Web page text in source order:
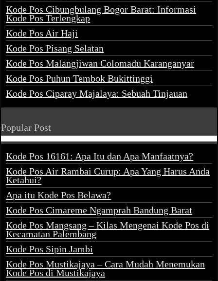
Kode Pos Cibungbulang Bogor Barat: Informasi
Kode Pos Terlengkap
Kode Pos Air Haji
Kode Pos Pisang Selatan
Kode Pos Malangjiwan Colomadu Karanganyar
Kode Pos Puhun Tembok Bukittinggi
Kode Pos Ciparay Majalaya: Sebuah Tinjauan
Popular Post
Kode Pos 16161: Apa Itu dan Apa Manfaatnya?
Kode Pos Air Rambai Curup: Apa Yang Harus Anda
Ketahui?
Apa itu Kode Pos Belawa?
Kode Pos Cimareme Ngamprah Bandung Barat
Kode Pos Mangsang – Kilas Mengenai Kode Pos di
Kecamatan Palembang
Kode Pos Sipin Jambi
Kode Pos Mustikajaya – Cara Mudah Menemukan
Kode Pos di Mustikajaya